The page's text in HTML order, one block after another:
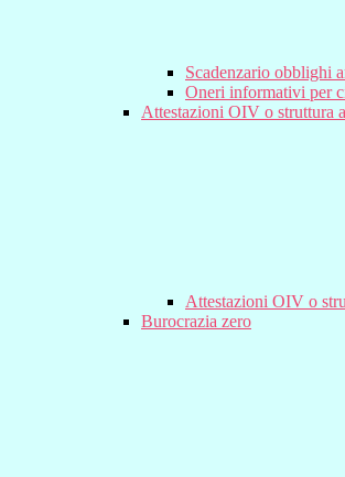
Scadenzario obblighi
Oneri informativi per
Attestazioni OIV o struttura
Attestazioni OIV o
Burocrazia zero